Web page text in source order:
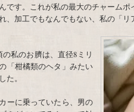
です。これが私の最大のチャームポ
、加工でもなんでもない、私の「リ
の私のお臍は、直径8ミリ
「柑橘類のヘタ」みたい
た。
ーに乗っていたら、男の